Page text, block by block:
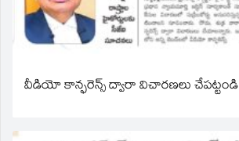
వీడియో కాన్ఫరెన్స్ ద్వారా విచారణలు చేపట్టండి